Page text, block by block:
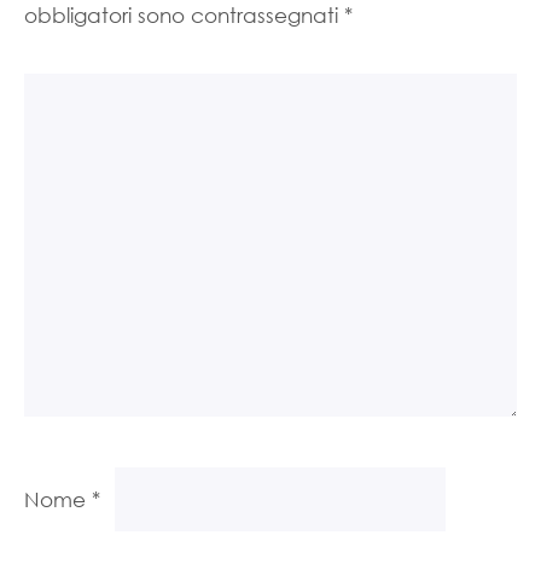
obbligatori sono contrassegnati *
Nome *